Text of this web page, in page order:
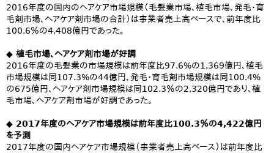
2016年度の国内のヘアケア市場規模（毛髪業市場、植毛市場、発毛・育
毛剤市場、ヘアケア剤市場の合計）は事業者売上高ベースで、前年度比
100.6％の4,408億円であった。
◆ 植毛市場、ヘアケア剤市場が好調
2016年度の毛髪業の市場規模は前年度比97.6%の1,369億円、植毛
市場規模は同107.3%の44億円、発毛・育毛剤市場規模は同100.4%
の675億円、ヘアケア剤市場規模は同102.3％の2,320億円であり、植
毛市場、ヘアケア剤市場が好調であった。
◆ 2017年度のヘアケア市場規模は前年度比100.3％の4,422億円
を予測
2017年度の国内ヘアケア市場規模（事業者売上高ベース）は前年度比